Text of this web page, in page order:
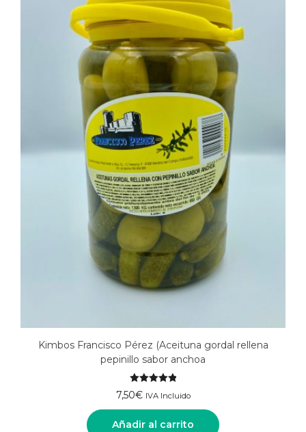
Kimbos Francisco Pérez (Aceituna gordal rellena
pepinillo sabor anchoa
Valorado
de 5
7,50€ IVA Incluido
Añadir al carrito